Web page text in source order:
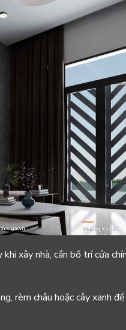
xây nhà, cần bố trí cửa
rèm châu hoặc cây xanh